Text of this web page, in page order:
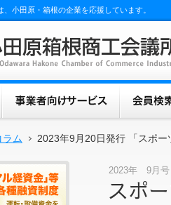
小田原・箱根の企業を応援しています。
ラム 2023年9月20日発行 「スポー
2023年 9月号
スポ